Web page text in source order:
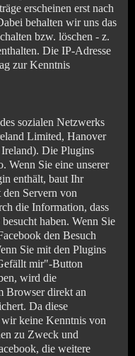
erscheinen erst nach
behalten wir uns das
bzw. löschen - z.
Die IP-Adresse
zur Kenntnis
sozialen Netzwerks
Limited, Hanover
Die Plugins
Wenn Sie eine unserer
enthält, baut Ihr
Servern von
die Information, dass
haben. Wenn Sie
den Besuch
Sie mit den Plugins
mir"-Button
wird die
Browser direkt an
Da diese
keine Kenntnis von
zu Zweck und
die weitere